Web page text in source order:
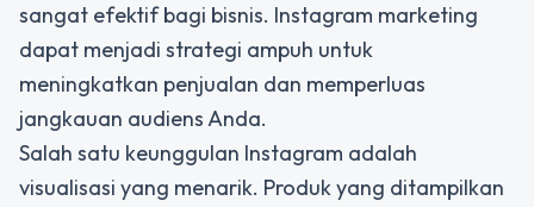
sangat efektif bagi bisnis. Instagram marketing
dapat menjadi strategi ampuh untuk
meningkatkan penjualan dan memperluas
jangkauan audiens Anda.
Salah satu keunggulan Instagram adalah
visualisasi yang menarik. Produk yang ditampilkan